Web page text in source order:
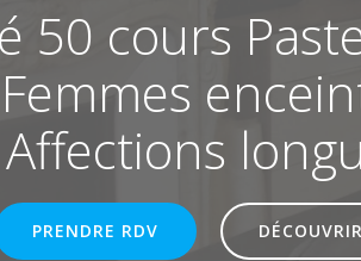
50 cours
Affections
PRENDRE RDV